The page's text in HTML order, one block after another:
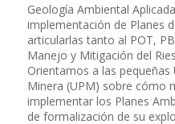
Geología Ambiental
implementación de Planes
articularlas tanto al POT,
Manejo y Mitigación del
Orientamos a las pequeñas
Minera (UPM) sobre cómo
implementar los Planes
de formalización de su